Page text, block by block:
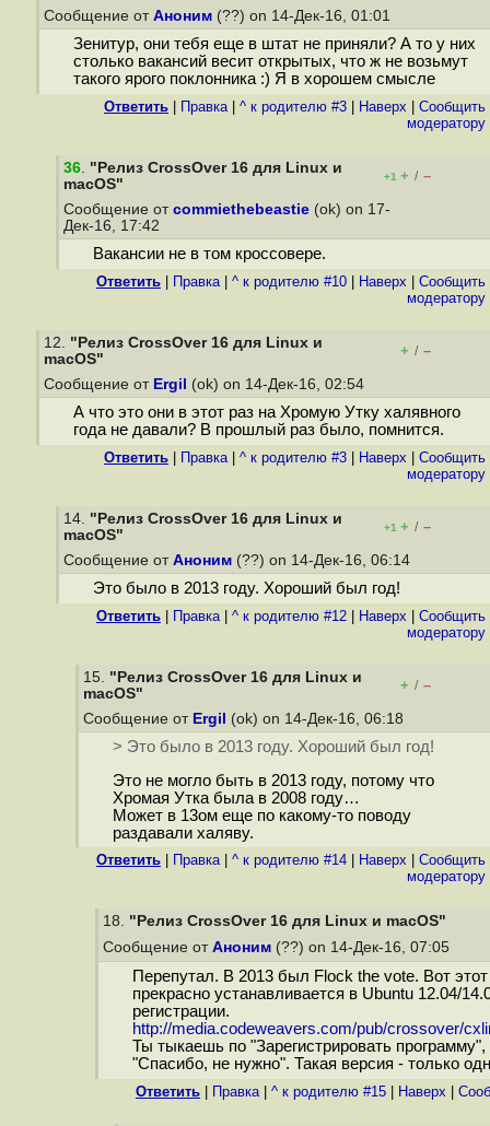
Сообщение от Аноним (??) on 14-Дек-16, 01:01
Зенитур, они тебя еще в штат не приняли? А то у них
столько вакансий весит открытых, что ж не возьмут
такого ярого поклонника :) Я в хорошем смысле
Ответить Правка| ^ к родителю #3 Наверх
Cообщить
модератору
36. "Релиз CrossOver 16 для Linux и
macOS"
+1 + / –
Сообщение от commiethebeastie (ok) on 17-
Дек-16, 17:42
Вакансии не в том кроссовере.
Ответить Правка| ^ к родителю #10 Наверх
Cообщить
модератору
12. "Релиз CrossOver 16 для Linux и
macOS"
+ / –
Сообщение от Ergil (ok) on 14-Дек-16, 02:54
А что это они в этот раз на Хромую Утку халявного
года не давали? В прошлый раз было, помнится.
Ответить Правка| ^ к родителю #3 Наверх
Cообщить
модератору
14. "Релиз CrossOver 16 для Linux и
macOS"
+1 + / –
Сообщение от Аноним (??) on 14-Дек-16, 06:14
Это было в 2013 году. Хороший был год!
Ответить Правка| ^ к родителю #12 Наверх
Cообщить
модератору
15. "Релиз CrossOver 16 для Linux и
macOS"
+ / –
Сообщение от Ergil (ok) on 14-Дек-16, 06:18
> Это было в 2013 году. Хороший был год!
Это не могло быть в 2013 году, потому что
Хромая Утка была в 2008 году…
Может в 13ом еще по какому-то поводу
раздавали халяву.
Ответить Правка| ^ к родителю #14 Наверх
Cообщить
модератору
18. "Релиз CrossOver 16 для Linux и macOS"
Сообщение от Аноним (??) on 14-Дек-16, 07:05
Перепутал. В 2013 был Flock the vote. Вот этот
прекрасно устанавливается в Ubuntu 12.04/
регистрации.
http://media.codeweavers.com/pub/crossover/
Ты тыкаешь по "Зарегистрировать программу",
"Спасибо, не нужно". Такая версия - только
Ответить Правка| ^ к родителю #15 Наверх